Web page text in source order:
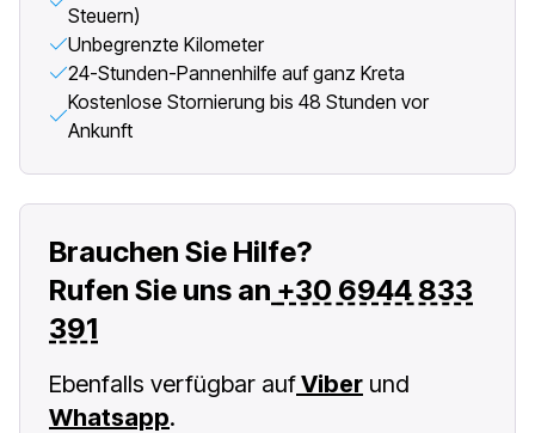
Steuern)
Unbegrenzte Kilometer
24-Stunden-Pannenhilfe auf ganz Kreta
Kostenlose Stornierung bis 48 Stunden vor
Ankunft
Brauchen Sie Hilfe?
Rufen Sie uns an +30 6944 833
391
Ebenfalls verfügbar aufViber und
Whatsapp.